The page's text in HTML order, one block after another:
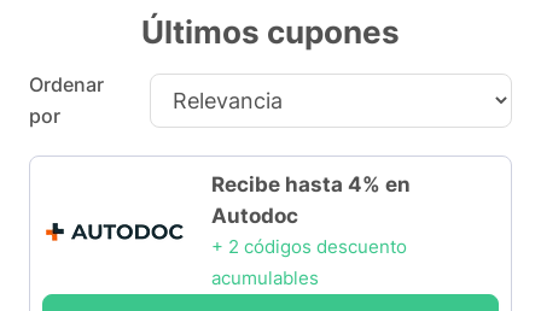
Últimos cupones
Ordenar
por
Recibe hasta 4% en
Autodoc
+ 2 códigos descuento
acumulables